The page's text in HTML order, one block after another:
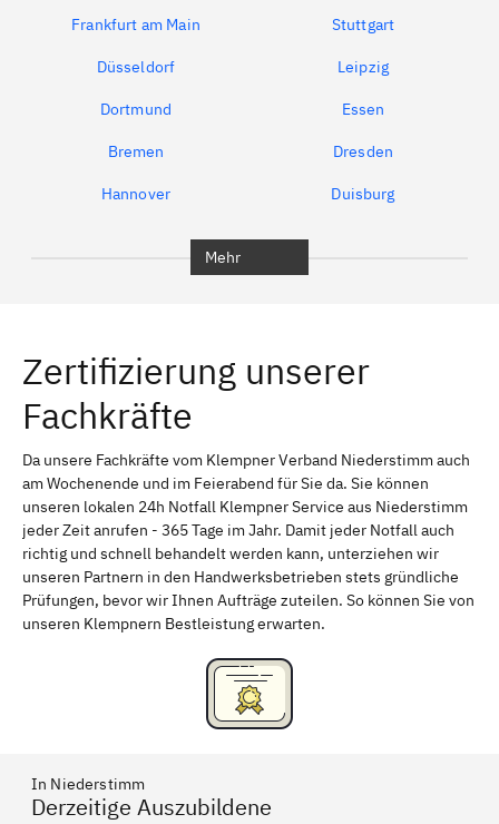
Frankfurt am Main Stuttgart
Düsseldorf Leipzig
Dortmund Essen
Bremen Dresden
Hannover Duisburg
Erlangen Bamberg
Bayreuth
Schweinfurt Passau
Freising Rudelsdorf, Mittelfranken
Mehr
Zertifizierung unserer
Fachkräfte
Da unsere Fachkräfte vom Klempner Verband Niederstimm auch
am Wochenende und im Feierabend für Sie da. Sie können
unseren lokalen 24h Notfall Klempner Service aus Niederstimm
jeder Zeit anrufen - 365 Tage im Jahr. Damit jeder Notfall auch
richtig und schnell behandelt werden kann, unterziehen wir
unseren Partnern in den Handwerksbetrieben stets gründliche
Prüfungen, bevor wir Ihnen Aufträge zuteilen. So können Sie von
unseren Klempnern Bestleistung erwarten.
In Niederstimm
Derzeitige Auszubildene